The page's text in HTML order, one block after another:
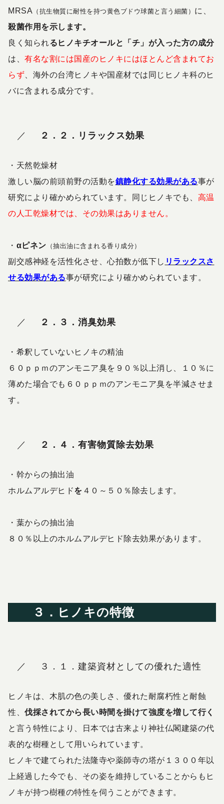
MRSA （抗生物質に耐性を持つ黄色ブドウ球菌と言う細菌） に、
殺菌作用を示します。
良く知られるヒノキチオールと「チ」が入った方の成分
は、 有名な割には国産のヒノキにはほとんど含まれてお
らず 、海外の台湾ヒノキや国産材では同じヒノキ科のヒ
バに含まれる成分です。
２．２．リラックス効果
・ 天然乾燥材
激しい脳の前頭前野の活動を鎮静化する効果がある事が
研究により確かめられています。同じヒノキでも、 高温
の人工乾燥材では、その効果はありません。
・ αピネン （抽出油に含まれる香り成分）
副交感神経を活性化させ、心拍数が低下し リラックスさ
せる効果がある事が研究により確かめられています。
２．３．消臭効果
・ 希釈していないヒノキの精油
６０ｐｐｍのアンモニア臭を９０％以上消し、
１０％に
薄めた場合でも６０ｐｐｍのアンモニア臭を半減させま
す。
２．４．有害物質除去効果
・幹からの抽出油
ホルムアルデヒドを ４０～５０％ 除去 します。
・葉からの抽出油
８０％以上のホルムアルデヒド除去効果があります。
３．ヒノキの特徴
３．１．建築資材としての優れた適性
ヒノキは、木肌の色の美しさ、優れた耐腐朽性と耐蝕
性、 伐採されてから長い時間を掛けて強度を増して行く
と言う特性により、日本では古来より神社仏閣建築の代
表的な樹種として用いられています。
ヒノキで建てられた法隆寺や薬師寺の塔が１３００年以
上経過した今でも、その姿を維持していることからもヒ
ノキが持つ樹種の特性を伺うことができます。